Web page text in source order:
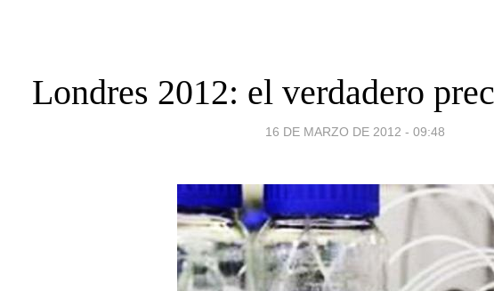
Londres 2012: el verdadero
16 DE MARZO DE 2012 - 09:48